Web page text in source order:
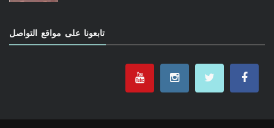
تابعونا على مواقع التواصل